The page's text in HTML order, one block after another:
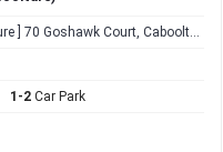
70 Goshawk Court, Caboolture QLD 4510
1-2 Car Park